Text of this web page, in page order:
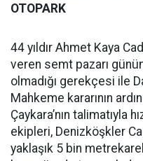
OTOPARK
44 yıldır Ahmet Kaya
veren semt pazarı
olmadığı gerekçesi ile
Mahkeme kararının
Çaykara’nın talimatıyla
ekipleri, Denizköşkler
yaklaşık 5 bin